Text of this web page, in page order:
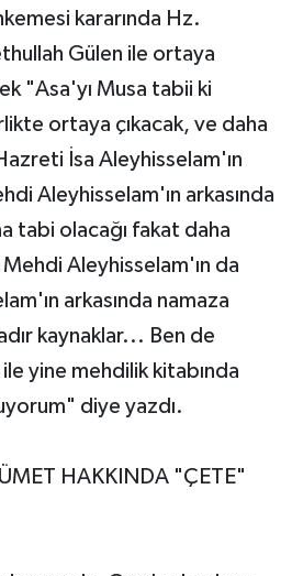
kararında Hz.
Gülen ile ortaya
"Asa'yı Musa tabii ki
ortaya çıkacak, ve daha
İsa Aleyhisselam'ın
Aleyhisselam'ın arkasında
tabi olacağı fakat daha
Aleyhisselam'ın da
arkasında namaza
kaynaklar... Ben de
yine mehdilik kitabında
diye yazdı.
HAKKINDA "ÇETE"